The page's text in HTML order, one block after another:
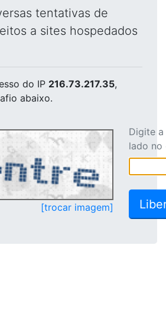
tentativas de
a sites hospedados
do IP 216.73.217.35,
abaixo.
[trocar imagem]
Digite
lado no